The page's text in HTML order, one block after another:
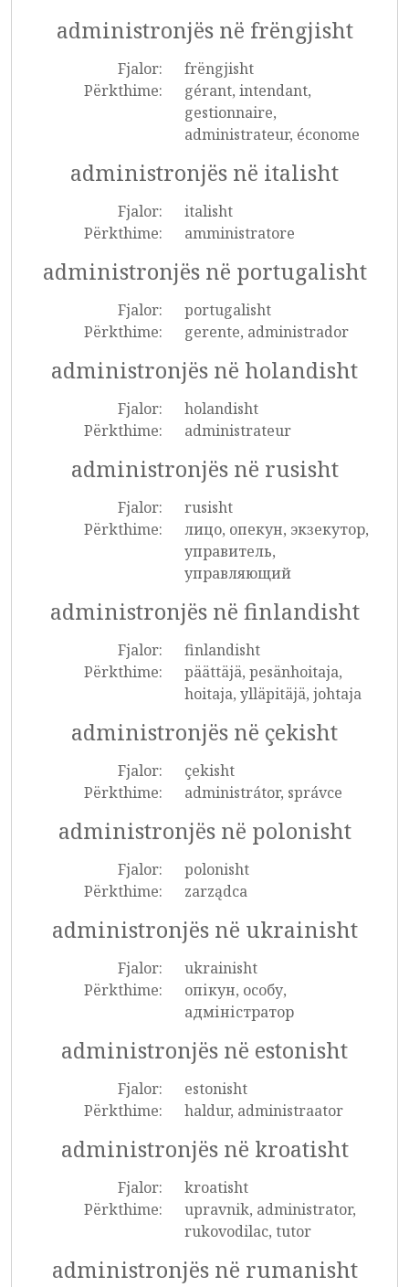
administronjës në frëngjisht
Fjalor:
frëngjisht
Përkthime:
gérant, intendant,
gestionnaire,
administrateur, économe
administronjës në italisht
Fjalor:
italisht
Përkthime:
amministratore
administronjës në portugalisht
Fjalor:
portugalisht
Përkthime:
gerente, administrador
administronjës në holandisht
Fjalor:
holandisht
Përkthime:
administrateur
administronjës në rusisht
Fjalor:
rusisht
Përkthime:
лицо, опекун, экзекутор,
управитель,
управляющий
administronjës në finlandisht
Fjalor:
finlandisht
Përkthime:
päättäjä, pesänhoitaja,
hoitaja, ylläpitäjä, johtaja
administronjës në çekisht
Fjalor:
çekisht
Përkthime:
administrátor, správce
administronjës në polonisht
Fjalor:
polonisht
Përkthime:
zarządca
administronjës në ukrainisht
Fjalor:
ukrainisht
Përkthime:
опікун, особу,
адміністратор
administronjës në estonisht
Fjalor:
estonisht
Përkthime:
haldur, administraator
administronjës në kroatisht
Fjalor:
kroatisht
Përkthime:
upravnik, administrator,
rukovodilac, tutor
administronjës në rumanisht